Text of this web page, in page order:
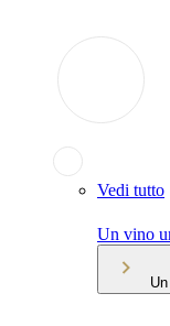
Vedi tutto
Un vino